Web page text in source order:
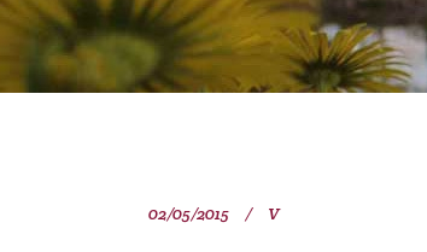
02/05/2015 V